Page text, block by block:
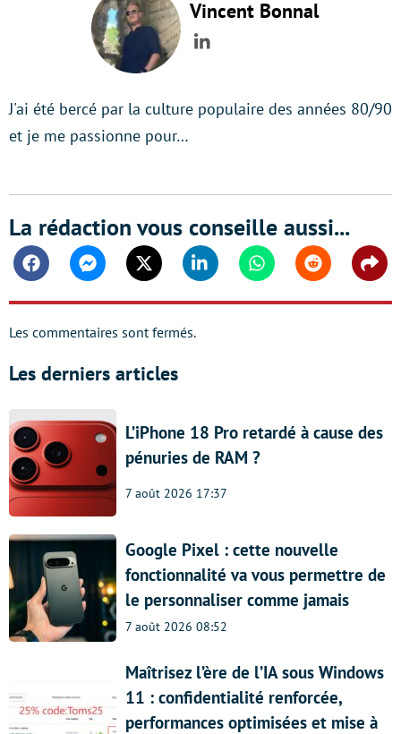
Vincent Bonnal
LinkedIn
J'ai été bercé par la culture populaire des années 80/90
et je me passionne pour…
La rédaction vous conseille aussi...
FacebookMessengerTwitter Linkedin WhatsappReddit
Les commentaires sont fermés.
Les derniers articles
L’iPhone 18 Pro retardé à cause des
pénuries de RAM ?
7 août 2026 17:37
Google Pixel : cette nouvelle
fonctionnalité va vous permettre de
le personnaliser comme jamais
7 août 2026 08:52
Maîtrisez l’ère de l’IA sous Windows
11 : confidentialité renforcée,
performances optimisées et mise à